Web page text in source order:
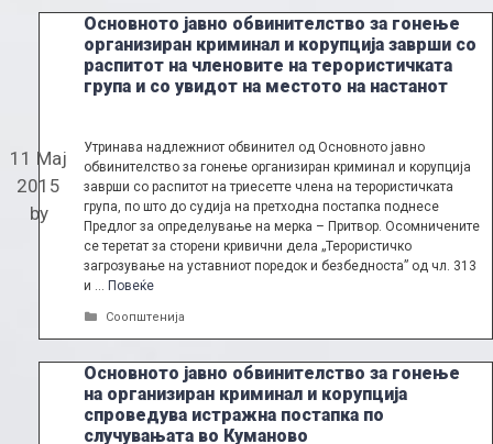
Основното јавно обвинителство за гонење
организиран криминал и корупција заврши со
распитот на членовите на терористичката
група и со увидот на местото на настанот
11 Мај
2015
by
Утринава надлежниот обвинител од Основното јавно
обвинителство за гонење организиран криминал и корупција
заврши со распитот на триесетте члена на терористичката
група, по што до судија на претходна постапка поднесе
Предлог за определување на мерка – Притвор. Осомничените
се теретат за сторени кривични дела „Терористичко
загрозување на уставниот поредок и безбедноста” од чл. 313
и … Повеќе
Categories
Соопштенија
Основното јавно обвинителство за гонење
на организиран криминал и корупција
спроведува истражна постапка по
случувањата во Куманово